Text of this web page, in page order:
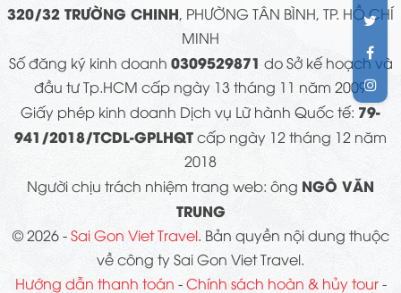
320/32 TRƯỜNG CHINH, PHƯỜNG TÂN BÌNH, TP. HỒ CHÍ
MINH
Số đăng ký kinh doanh 0309529871 do Sở kế hoạch và
đầu tư Tp.HCM cấp ngày 13 tháng 11 năm 2009
Giấy phép kinh doanh Dịch vụ Lữ hành Quốc tế: 79-
941/2018/TCDL-GPLHQTcấp ngày 12 tháng 12 năm
2018
Người chịu trách nhiệm trang web: ông NGÔ VĂN
TRUNG
© 2026 -Sai Gon Viet Travel. Bản quyền nội dung thuộc
về công ty Sai Gon Viet Travel.
Hướng dẫn thanh toán -Chính sách hoàn & hủy tour-